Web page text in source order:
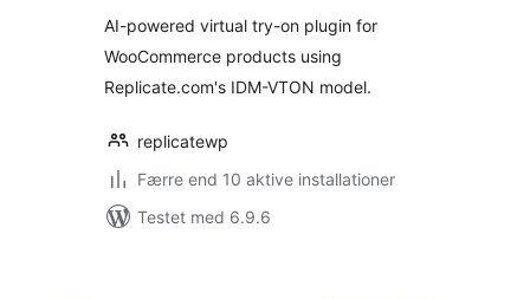
AI-powered virtual try-on plugin for
WooCommerce products using
Replicate.com's IDM-VTON model.
replicatewp
Færre end 10 aktive installationer
Testet med 6.9.6